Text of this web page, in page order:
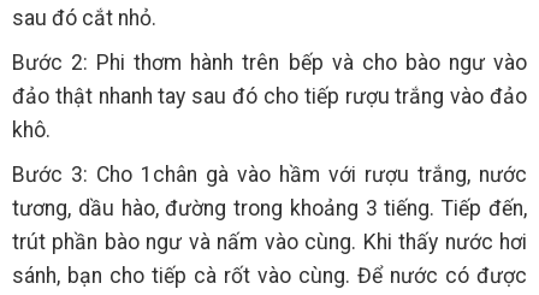
sau đó cắt nhỏ.
Bước 2: Phi thơm hành trên bếp và cho bào ngư vào
đảo thật nhanh tay sau đó cho tiếp rượu trắng vào đảo
khô.
Bước 3: Cho 1chân gà vào hầm với rượu trắng, nước
tương, dầu hào, đường trong khoảng 3 tiếng. Tiếp đến,
trút phần bào ngư và nấm vào cùng. Khi thấy nước hơi
sánh, bạn cho tiếp cà rốt vào cùng. Để nước có được